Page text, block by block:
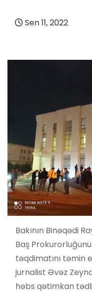
Sen 11, 2022
Bakının Binəqədi
Baş
təqdimatını təmin
jurnalist Əvəz
həbs qətimkan